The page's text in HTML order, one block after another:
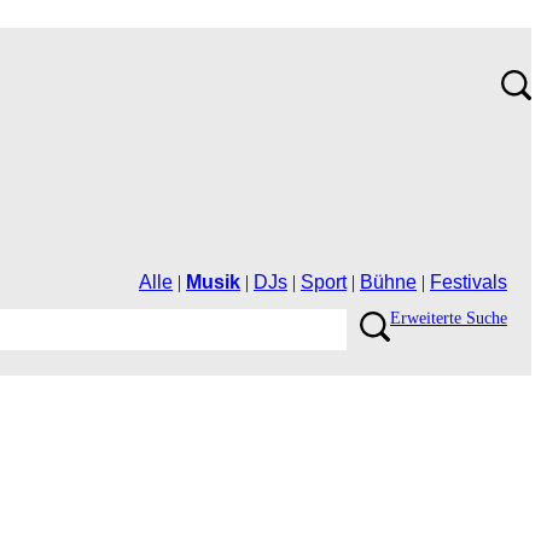
Alle | Musik | DJs | Sport| Bühne | Festivals
ErweiterteSuche